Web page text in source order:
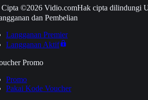
©2026 Vidio.comHak cipta dilindungi
dan Pembelian
Langganan Premier
Langganan Aktif
Promo
Promo
Pakai Kode Voucher